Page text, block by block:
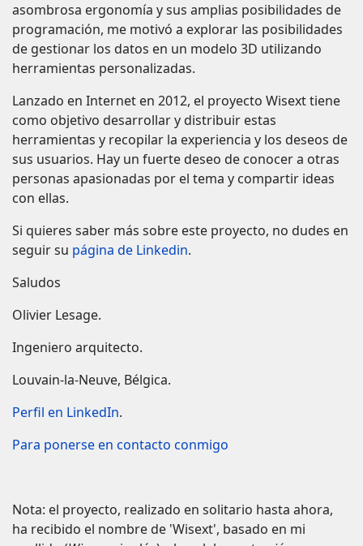
asombrosa ergonomía y sus amplias posibilidades de
programación, me motivó a explorar las posibilidades
de gestionar los datos en un modelo 3D utilizando
herramientas personalizadas.
Lanzado en Internet en 2012, el proyecto Wisext tiene
como objetivo desarrollar y distribuir estas
herramientas y recopilar la experiencia y los deseos de
sus usuarios. Hay un fuerte deseo de conocer a otras
personas apasionadas por el tema y compartir ideas
con ellas.
Si quieres saber más sobre este proyecto, no dudes en
seguir su página de Linkedin.
Saludos
Olivier Lesage.
Ingeniero arquitecto.
Louvain-la-Neuve, Bélgica.
Perfil en LinkedIn.
Para ponerse en contacto conmigo
Nota: el proyecto, realizado en solitario hasta ahora,
ha recibido el nombre de 'Wisext', basado en mi